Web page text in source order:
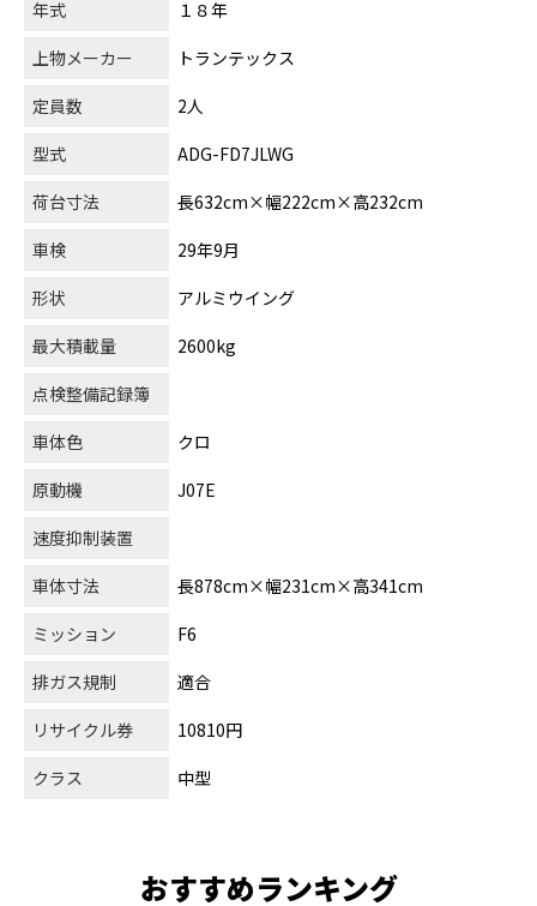
年式
１８年
上物メーカー
トランテックス
定員数
2人
型式
ADG-FD7JLWG
荷台寸法
長632cm×幅222cm×高232cm
車検
29年9月
形状
アルミウイング
最大積載量
2600kg
点検整備記録簿
車体色
クロ
原動機
J07E
速度抑制装置
車体寸法
長878cm×幅231cm×高341cm
ミッション
F6
排ガス規制
適合
リサイクル券
10810円
クラス
中型
おすすめランキング